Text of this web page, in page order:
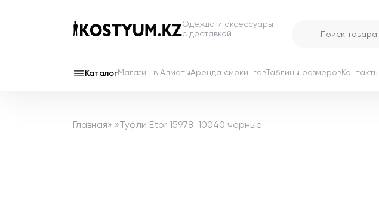
Одежда и аксессуары
с доставкой
КаталогМагазин в АлматыАренда смокинговТаблицы размеровКонтакты
Главная» »Туфли Etor 15978-10040 чёрные